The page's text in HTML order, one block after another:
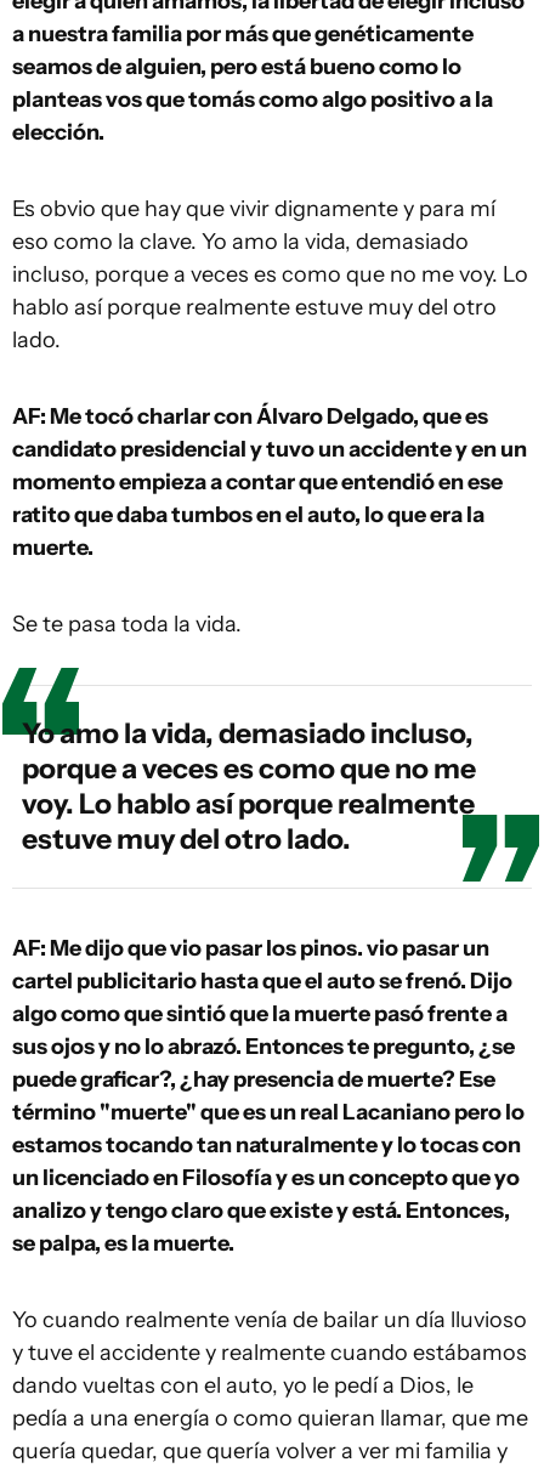
a nuestra familia por más que genéticamente
seamos de alguien, pero está bueno como lo
planteas vos que tomás como algo positivo a la
elección.
Es obvio que hay que vivir dignamente y para mí
eso como la clave. Yo amo la vida, demasiado
incluso, porque a veces es como que no me voy. Lo
hablo así porque realmente estuve muy del otro
lado.
AF: Me tocó charlar con Álvaro Delgado, que es
candidato presidencial y tuvo un accidente y en un
momento empieza a contar que entendió en ese
ratito que daba tumbos en el auto, lo que era la
muerte.
Se te pasa toda la vida.
Yo amo la vida, demasiado incluso,
porque a veces es como que no me
voy. Lo hablo así porque realmente
estuve muy del otro lado.
AF: Me dijo que vio pasar los pinos. vio pasar un
cartel publicitario hasta que el auto se frenó. Dijo
algo como que sintió que la muerte pasó frente a
sus ojos y no lo abrazó. Entonces te pregunto, ¿se
puede graficar?, ¿hay presencia de muerte? Ese
término "muerte" que es un real Lacaniano pero lo
estamos tocando tan naturalmente y lo tocas con
un licenciado en Filosofía y es un concepto que yo
analizo y tengo claro que existe y está. Entonces,
se palpa, es la muerte.
Yo cuando realmente venía de bailar un día lluvioso
y tuve el accidente y realmente cuando estábamos
dando vueltas con el auto, yo le pedí a Dios, le
pedía a una energía o como quieran llamar, que me
quería quedar, que quería volver a ver mi familia y